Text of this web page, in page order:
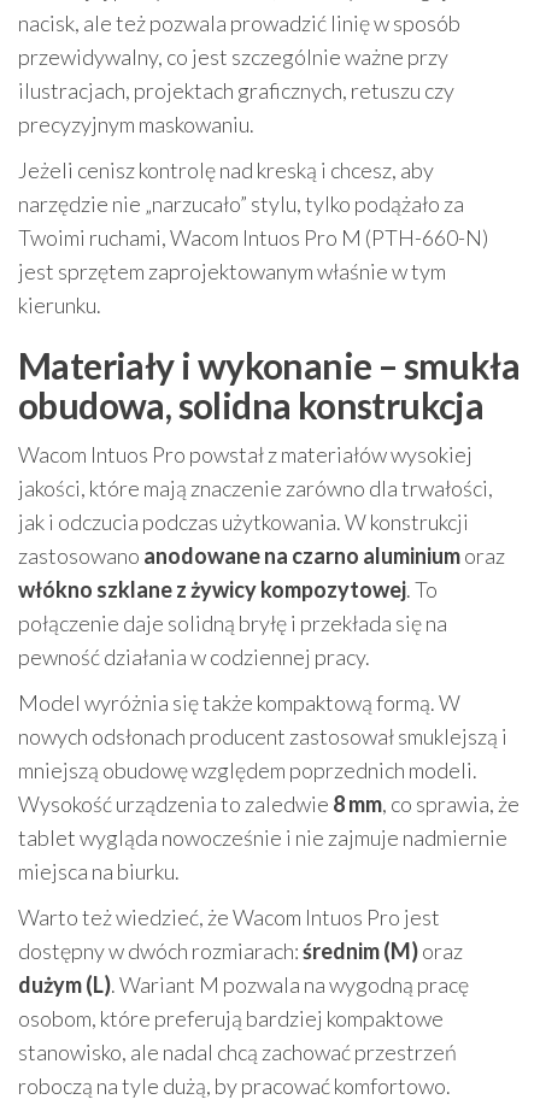
nacisk, ale też pozwala prowadzić linię w sposób
przewidywalny, co jest szczególnie ważne przy
ilustracjach, projektach graficznych, retuszu czy
precyzyjnym maskowaniu.
Jeżeli cenisz kontrolę nad kreską i chcesz, aby
narzędzie nie „narzucało” stylu, tylko podążało za
Twoimi ruchami, Wacom Intuos Pro M (PTH-660-N)
jest sprzętem zaprojektowanym właśnie w tym
kierunku.
Materiały i wykonanie – smukła
obudowa, solidna konstrukcja
Wacom Intuos Pro powstał z materiałów wysokiej
jakości, które mają znaczenie zarówno dla trwałości,
jak i odczucia podczas użytkowania. W konstrukcji
zastosowano anodowane na czarno aluminiumoraz
włókno szklane z żywicy kompozytowej. To
połączenie daje solidną bryłę i przekłada się na
pewność działania w codziennej pracy.
Model wyróżnia się także kompaktową formą. W
nowych odsłonach producent zastosował smuklejszą i
mniejszą obudowę względem poprzednich modeli.
Wysokość urządzenia to zaledwie 8 mm, co sprawia, że
tablet wygląda nowocześnie i nie zajmuje nadmiernie
miejsca na biurku.
Warto też wiedzieć, że Wacom Intuos Pro jest
dostępny w dwóch rozmiarach:średnim (M)oraz
dużym (L). Wariant M pozwala na wygodną pracę
osobom, które preferują bardziej kompaktowe
stanowisko, ale nadal chcą zachować przestrzeń
roboczą na tyle dużą, by pracować komfortowo.